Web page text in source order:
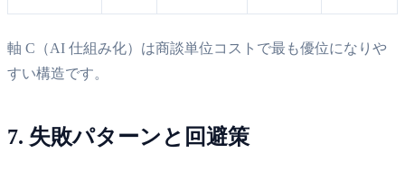
軸 C（AI 仕組み化）は商談単位コストで最も優位になりや
すい構造です。
7. 失敗パターンと回避策